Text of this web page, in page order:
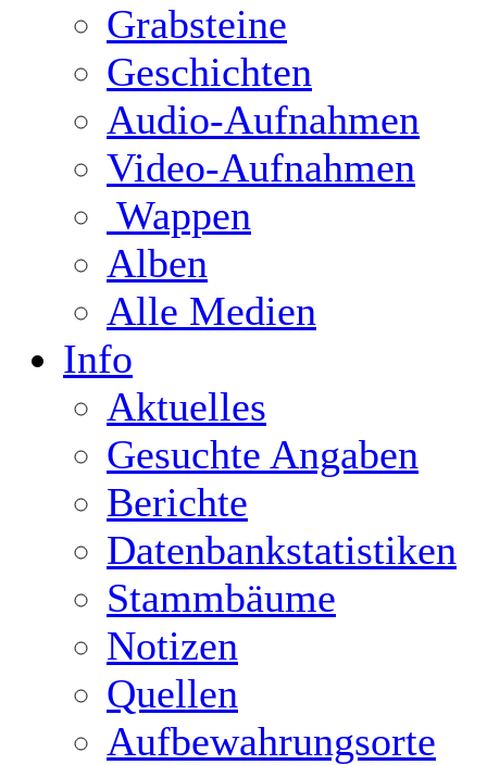
Grabsteine
Geschichten
Audio-Aufnahmen
Video-Aufnahmen
Wappen
Alben
Alle Medien
Info
Aktuelles
Gesuchte Angaben
Berichte
Datenbankstatistiken
Stammbäume
Notizen
Quellen
Aufbewahrungsorte